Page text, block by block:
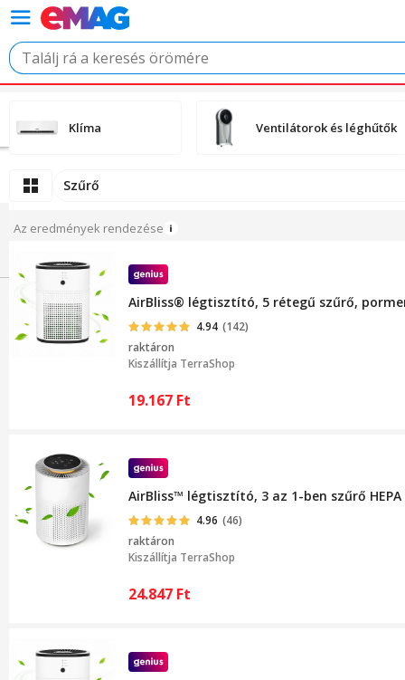
Klíma Ventilátorok és léghűtők
Szűrő
Az eredmények rendezése
AirBliss® légtisztító, 5 rétegű szűrő,
4.94 (142)
raktáron
Kiszállítja TerraShop
19.167 Ft
AirBliss™ légtisztító, 3 az 1-ben szűrő
4.96 (46)
raktáron
Kiszállítja TerraShop
24.847 Ft